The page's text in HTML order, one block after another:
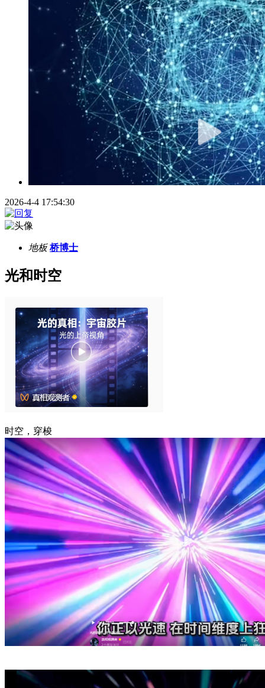
2026-4-4 17:54:30
地板 桥博士
光和时空
时空，穿梭